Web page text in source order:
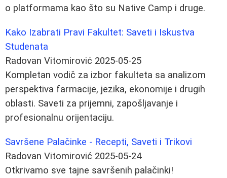
o platformama kao što su Native Camp i druge.
Kako Izabrati Pravi Fakultet: Saveti i Iskustva
Studenata
Radovan Vitomirović 2025-05-25
Kompletan vodič za izbor fakulteta sa analizom
perspektiva farmacije, jezika, ekonomije i drugih
oblasti. Saveti za prijemni, zapošljavanje i
profesionalnu orijentaciju.
Savršene Palačinke - Recepti, Saveti i Trikovi
Radovan Vitomirović 2025-05-24
Otkrivamo sve tajne savršenih palačinki!